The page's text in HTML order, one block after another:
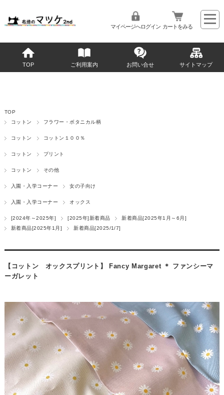
マイページへログイン カートをみる
TOP ご利用案内 お問い合せ サイトマップ
TOP
コットン
フラワー・ボタニカル柄
コットン コットン１００％
コットン プリント
コットン その他
入園・入学コーナー 女の子向け
入園・入学コーナー オックス
[2024年～2025年] [2025年]新着商品
新着商品[2025年1月～6月]
新着商品[2025年1月]
新着商品[2025/1/7]
【コットン オックスプリント】 Fancy Margaret ＊ ファンシーマ
ーガレット